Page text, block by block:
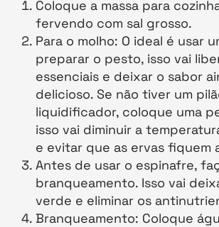
Coloque a massa para
fervendo com sal grosso.
Para o molho: O ideal é usar
preparar o pesto, isso vai
essenciais e deixar o sabor
delicioso. Se não tiver um
liquidificador, coloque uma
isso vai diminuir a
e evitar que as ervas fiquem
Antes de usar o espinafre,
branqueamento. Isso vai
verde e eliminar os
Branqueamento: Coloque